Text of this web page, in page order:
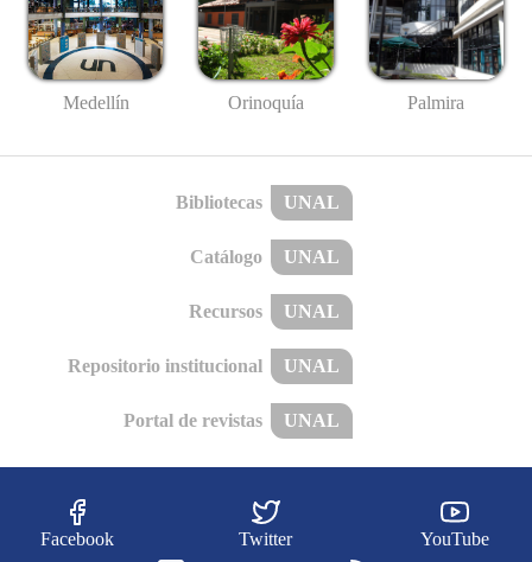
Medellín Orinoquía Palmira
Bibliotecas UNAL
Catálogo UNAL
Recursos UNAL
Repositorio institucional UNAL
Portal de revistas UNAL
Facebook Twitter YouTube